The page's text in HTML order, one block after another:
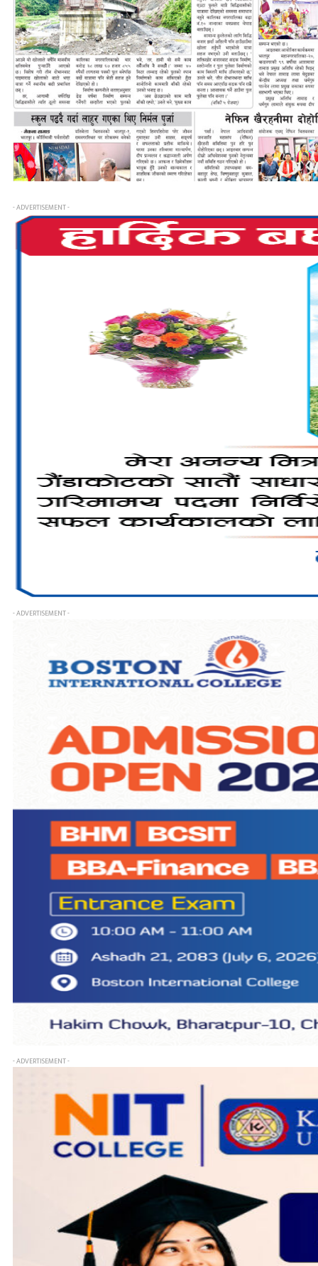
- ADVERTISEMENT -
- ADVERTISEMENT -
- ADVERTISEMENT -